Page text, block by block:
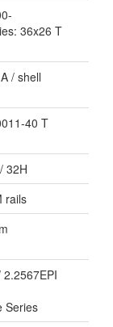
36x26 T
/ shell
40 T
32H
rails
Series